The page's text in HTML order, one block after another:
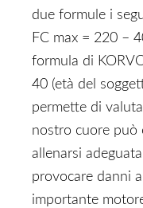
due formule i
FC max = 220 –
formula di
40 (età del
permette di
nostro cuore può
allenarsi
provocare danni
importante